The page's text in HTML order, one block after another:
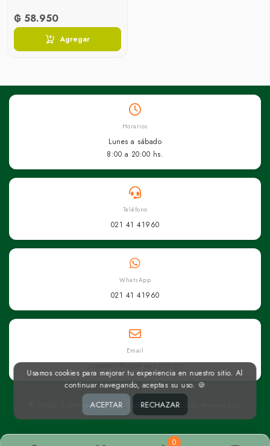
₲ 58.950
Agregar
0
Horarios
Lunes a sábado
8:00 a 20:00 hs.
Teléfono
021 41 41960
WhatsApp
021 41 41960
Email
superseis@superseis.com.py
© 2026 Superseis Online. Todos los derechos reservados.
Usamos cookies para mejorar tu experiencia en nuestro sitio. Al
continuar navegando, aceptas su uso. 🍪
ACEPTAR RECHAZAR